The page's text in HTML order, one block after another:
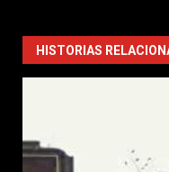
HISTORIAS